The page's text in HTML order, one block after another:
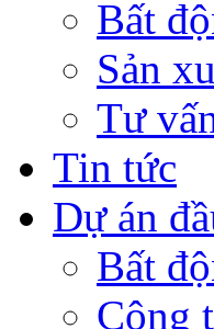
Bất
Sản
Tư
Tin tức
Dự án
Bất
Công